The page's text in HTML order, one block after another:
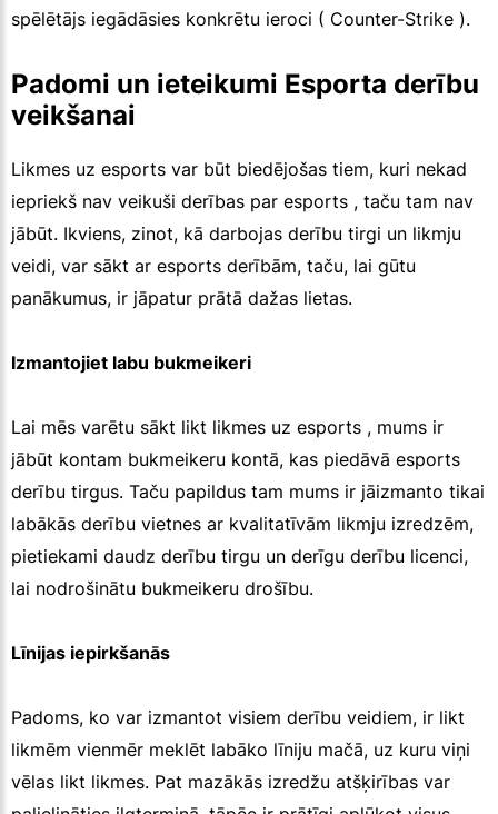
spēlētājs iegādāsies konkrētu ieroci ( Counter-Strike ).
Padomi un ieteikumi Esporta derību
veikšanai
Likmes uz esports var būt biedējošas tiem, kuri nekad
iepriekš nav veikuši derības par esports , taču tam nav
jābūt. Ikviens, zinot, kā darbojas derību tirgi un likmju
veidi, var sākt ar esports derībām, taču, lai gūtu
panākumus, ir jāpatur prātā dažas lietas.
Izmantojiet labu bukmeikeri
Lai mēs varētu sākt likt likmes uz esports , mums ir
jābūt kontam bukmeikeru kontā, kas piedāvā esports
derību tirgus. Taču papildus tam mums ir jāizmanto tikai
labākās derību vietnes ar kvalitatīvām likmju izredzēm,
pietiekami daudz derību tirgu un derīgu derību licenci,
lai nodrošinātu bukmeikeru drošību.
Līnijas iepirkšanās
Padoms, ko var izmantot visiem derību veidiem, ir likt
likmēm vienmēr meklēt labāko līniju mačā, uz kuru viņi
vēlas likt likmes. Pat mazākās izredžu atšķirības var